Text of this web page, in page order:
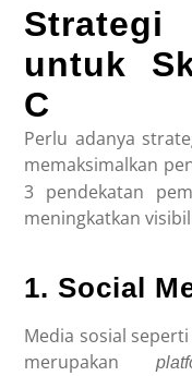
untuk
C
Perlu adanya
memaksimalkan
3 pendekatan
meningkatkan
1. Social
Media sosial
merupakan